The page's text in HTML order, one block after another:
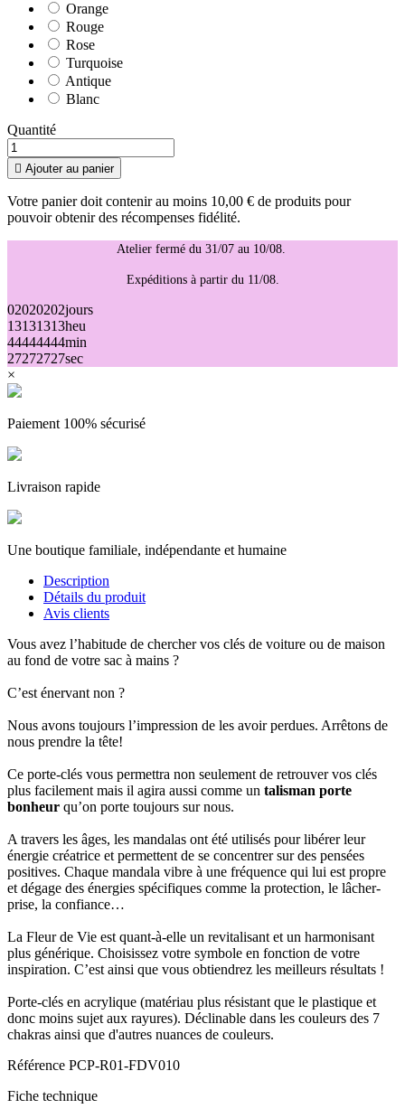
Orange
Rouge
Rose
Turquoise
Antique
Blanc
Quantité
 Ajouter au panier
Votre panier doit contenir au moins 10,00 € de produits pour
pouvoir obtenir des récompenses fidélité.
Atelier fermé du 31/07 au 10/08.
Expéditions à partir du 11/08.
02020202jours
13131313heu
44444444min
27272727sec
×
Paiement 100% sécurisé
Livraison rapide
Une boutique familiale, indépendante et humaine
Description
Détails du produit
Avis clients
Vous avez l’habitude de chercher vos clés de voiture ou de maison
au fond de votre sac à mains ?
C’est énervant non ?
Nous avons toujours l’impression de les avoir perdues. Arrêtons de
nous prendre la tête!
Ce porte-clés vous permettra non seulement de retrouver vos clés
plus facilement mais il agira aussi comme un talisman porte
bonheur qu’on porte toujours sur nous.
A travers les âges, les mandalas ont été utilisés pour libérer leur
énergie créatrice et permettent de se concentrer sur des pensées
positives. Chaque mandala vibre à une fréquence qui lui est propre
et dégage des énergies spécifiques comme la protection, le lâcher-
prise, la confiance…
La Fleur de Vie est quant-à-elle un revitalisant et un harmonisant
plus générique. Choisissez votre symbole en fonction de votre
inspiration. C’est ainsi que vous obtiendrez les meilleurs résultats !
Porte-clés en acrylique (matériau plus résistant que le plastique et
donc moins sujet aux rayures). Déclinable dans les couleurs des 7
chakras ainsi que d'autres nuances de couleurs.
Référence PCP-R01-FDV010
Fiche technique